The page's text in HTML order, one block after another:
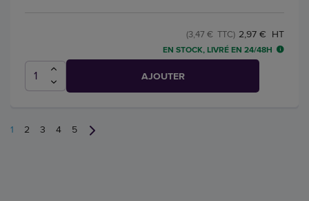
2,97 € HT
(3,47 € TTC)
EN STOCK, LIVRÉ EN 24/48H
AJOUTER
1 2 3 4 5